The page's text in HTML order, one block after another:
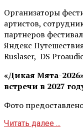
Организаторы
артистов,
партнеров
Яндекс
Ruslaser, DS
«Дикая Мята-
встречи в 2027
Фото
Читать далее ...